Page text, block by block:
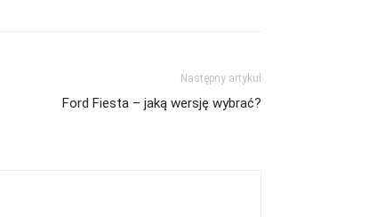
Następny artykuł
Ford Fiesta – jaką wersję wybrać?